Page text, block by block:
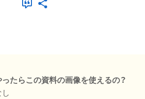
ったらこの資料の画像を使えるの？